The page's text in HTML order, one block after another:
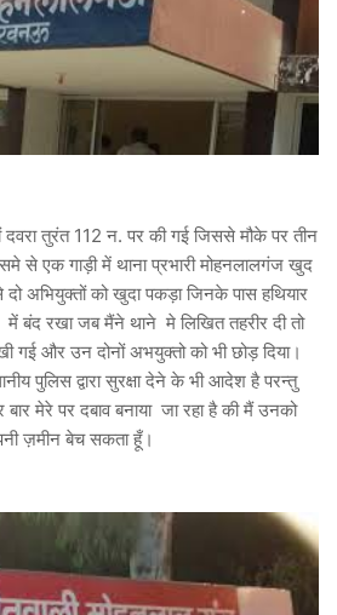
दवरा तुरंत 112 न. पर की गई जिससे मौके पर तीन
से एक गाड़ी में थाना प्रभारी मोहनलालगंज खुद
अभियुक्तों को खुदा पकड़ा जिनके पास हथियार
बंद रखा जब मैंने थाने मे लिखित तहरीर दी तो
और उन दोनों अभयुक्तो को भी छोड़ दिया।
पुलिस द्वारा सुरक्षा देने के भी आदेश है परन्तु
बार मेरे पर दबाव बनाया जा रहा है की मैं उनको
ज़मीन बेच सकता हूँ।